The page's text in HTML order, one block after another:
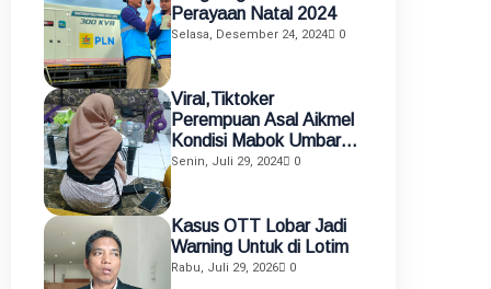
Perayaan Natal 2024
Selasa, Desember 24, 2024 0
Viral,Tiktoker
Perempuan Asal Aikmel
Kondisi Mabok Umbar
Aurat di Medsos
Senin, Juli 29, 2024 0
Kasus OTT Lobar Jadi
Warning Untuk di Lotim
Rabu, Juli 29, 2026 0